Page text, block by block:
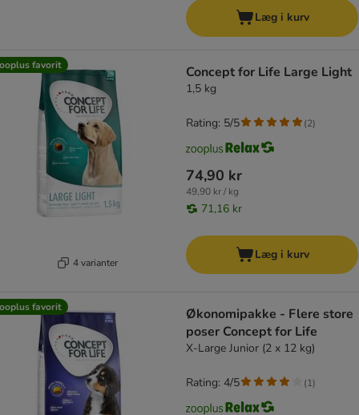
Læg i kurv
favorit
4 varianter
Concept for Life Large Light
1,5 kg
74,90 kr
49,90 kr / kg
71,16 kr
Rating: 5/5 (2)
Læg i kurv
favorit
Økonomipakke - Flere store
poser Concept for Life
X-Large Junior (2 x 12 kg)
Rating: 4/5 (1)